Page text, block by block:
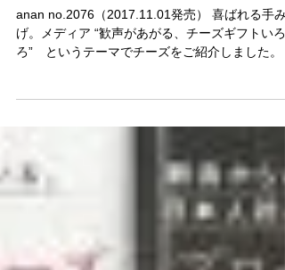
2017年11月1日
げ。メディア “歓声があがる、チーズギフトいろ